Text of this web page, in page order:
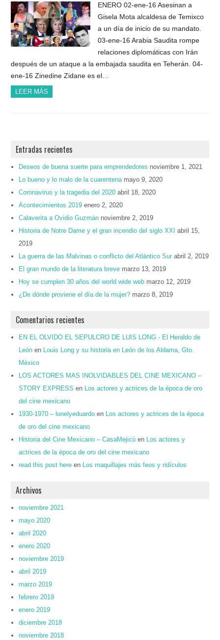
ENERO 02-ene-16 Asesinan a
Gisela Mota alcaldesa de Temixco
a un día de inicio de su mandato.
03-ene-16 Arabia Saudita rompe
relaciones diplomáticas con Irán
después de un ataque a la embajada saudita en Teherán. 04-
ene-16 Zinedine Zidane es el…
LEER MÁS
Entradas recientes
Deseos de buena suerte para emprendedores noviembre 1, 2021
Lo bueno y lo malo de la cuarentena mayo 9, 2020
Coronavirus y la tragedia del 2020 abril 18, 2020
Acontecimientos 2019 enero 2, 2020
Calaverita a Ovidio Guzmán noviembre 2, 2019
Historia de Notre Dame y el gran incendio del siglo XXI
abril 15,
2019
La guerra de las Malvinas o conflicto del Atlántico Sur abril 2, 2019
El gran mundo de la literatura breve marzo 13, 2019
Hoy se cumplen 30 años del world wide web marzo 12, 2019
¿De dónde proviene el día de la mujer? marzo 8, 2019
Comentarios recientes
EN EL OLVIDO EL SEPULCRO DE LUIS LONG - El Heraldo de
León en
Louis Long y su historia en León de los Aldama, Gto.
México
LOS ACTORES MAS INOLVIDABLES DEL CINE MEXICANO –
STORY EXPRESS en
Los actores y actrices de la época de oro
del cine mexicano
1930-1970 – lonelyeduardo en
Los actores y actrices de la época
de oro del cine mexicano
Historia del Cine Mexicano – CasaMejicú en
Los actores y
actrices de la época de oro del cine mexicano
read this post here en Los maquillajes más feos y ridículos
Archivos
noviembre 2021
mayo 2020
abril 2020
enero 2020
noviembre 2019
abril 2019
marzo 2019
febrero 2019
enero 2019
diciembre 2018
noviembre 2018